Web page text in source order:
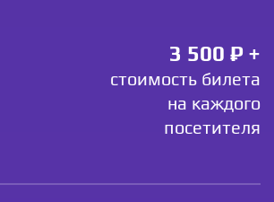
3 500 ₽ +
стоимость билета
на каждого
посетителя